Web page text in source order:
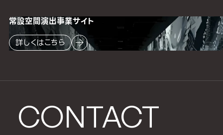
CONTACT
常設空間演出事業サイト
詳しくはこちら